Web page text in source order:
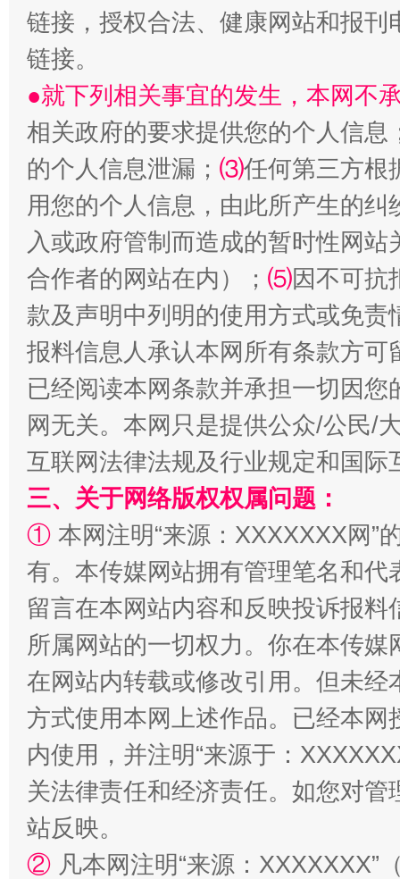
揭批美国五大"原罪" "炒
解纷+调解+退费，一次搞定
站台名比不上好声名
链接，授权合法、健康网站和报
链接。
●就下列相关事宜的发生，本网不
相关政府的要求提供您的个人信息
的个人信息泄漏； ⑶任何第三方根
用您的个人信息，由此所产生的纠
入或政府管制而造成的暂时性网
合作者的网站在内）； ⑸因不可抗
款及声明中列明的使用方式或免责
报料信息人承认本网所有条款方
已经阅读本网条款并承担一切因
网无关。本网只是提供公众/公民/
互联网法律法规及行业规定和国
三、关于网络版权权属问题：
① 本网注明“来源：XXXXXXX网”
有。本传媒网站拥有管理笔名和
留言在本网站内容和反映投诉报
所属网站的一切权力。你在本传
在网站内转载或修改引用。但未
方式使用本网上述作品。已经本
内使用，并注明“来源于：
关法律责任和经济责任。如您对
站反映。
② 凡本网注明“来源：